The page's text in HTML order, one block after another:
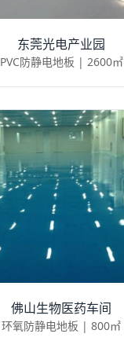
东莞光电产业园
PVC防静电地板 | 2600㎡
佛山生物医药车间
环氧防静电地板 | 800㎡